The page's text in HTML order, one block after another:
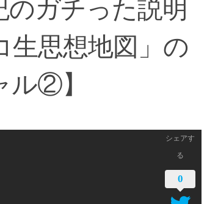
ガチった説明
生思想地図」の
ル②】
シェアす
る
0